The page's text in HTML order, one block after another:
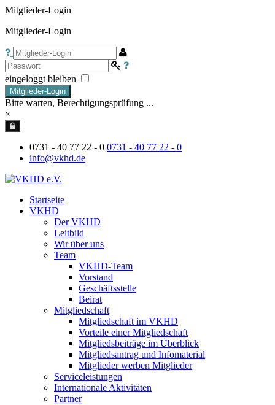
Mitglieder-Login
Mitglieder-Login
eingeloggt bleiben
Mitglieder-Login
Bitte warten, Berechtigungsprüfung ...
×
0731 - 40 77 22 - 0 0731 - 40 77 22 - 0
info@vkhd.de
Startseite
VKHD
Der VKHD
Leitbild
Wir über uns
Team
VKHD-Team
Vorstand
Geschäftsstelle
Beirat
Mitgliedschaft
Mitgliedschaft im VKHD
Vorteile einer Mitgliedschaft
Mitgliedsbeiträge im Überblick
Mitgliedsantrag und Infomaterial
Mitglieder werben Mitglieder
Serviceleistungen
Internationale Aktivitäten
Partner